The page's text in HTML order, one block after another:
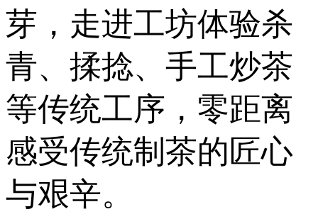
芽，走进工坊体验杀
青、揉捻、手工炒茶
等传统工序，零距离
感受传统制茶的匠心
与艰辛。